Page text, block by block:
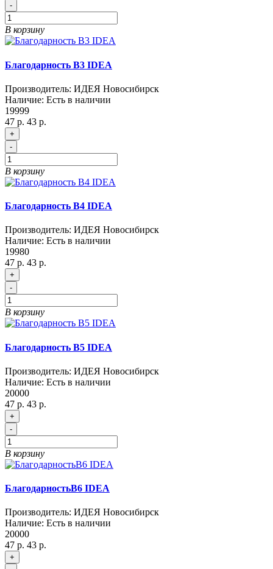
-
В корзину
Благодарность B3 IDEA
Производитель: ИДЕЯ Новосибирск
Наличие: Есть в наличии
19999
47 р. 43 р.
+
-
В корзину
Благодарность B4 IDEA
Производитель: ИДЕЯ Новосибирск
Наличие: Есть в наличии
19980
47 р. 43 р.
+
-
В корзину
Благодарность B5 IDEA
Производитель: ИДЕЯ Новосибирск
Наличие: Есть в наличии
20000
47 р. 43 р.
+
-
В корзину
БлагодарностьB6 IDEA
Производитель: ИДЕЯ Новосибирск
Наличие: Есть в наличии
20000
47 р. 43 р.
+